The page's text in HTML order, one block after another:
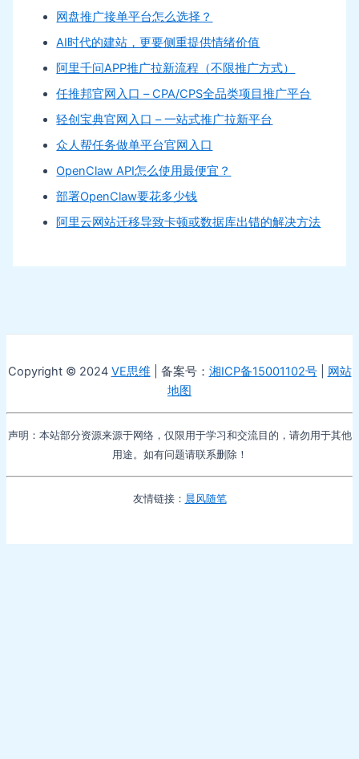
网盘推广接单平台怎么选择？
AI时代的建站，更要侧重提供情绪价值
阿里千问APP推广拉新流程（不限推广方式）
任推邦官网入口 – CPA/CPS全品类项目推广平台
轻创宝典官网入口 – 一站式推广拉新平台
众人帮任务做单平台官网入口
OpenClaw API怎么使用最便宜？
部署OpenClaw要花多少钱
阿里云网站迁移导致卡顿或数据库出错的解决方法
Copyright © 2024 VE思维 | 备案号： 湘ICP备15001102号| 网站
地图
声明：本站部分资源来源于网络，仅限用于学习和交流目的，请勿用于其他
用途。如有问题请联系删除！
友情链接： 晨风随笔